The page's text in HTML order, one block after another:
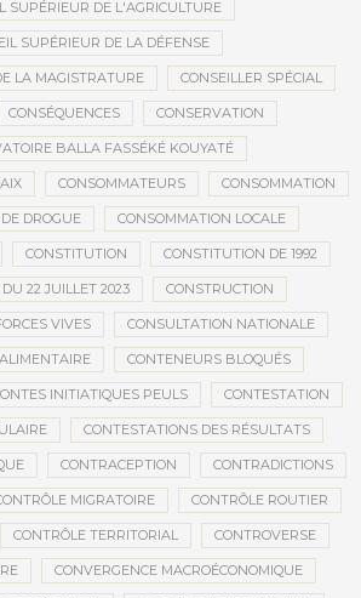
SUPÉRIEUR DE L'AGRICULTURE
SUPÉRIEUR DE LA DÉFENSE
LA MAGISTRATURE CONSEILLER SPÉCIAL
CONSÉQUENCES CONSERVATION
BALLA FASSÉKÉ KOUYATÉ
CONSOMMATEURS CONSOMMATION
DROGUE CONSOMMATION LOCALE
CONSTITUTION CONSTITUTION DE 1992
22 JUILLET 2023 CONSTRUCTION
VIVES CONSULTATION NATIONALE
CONTENEURS BLOQUÉS
INITIATIQUES PEULS CONTESTATION
CONTESTATIONS DES RÉSULTATS
CONTRACEPTION CONTRADICTIONS
MIGRATOIRE CONTRÔLE ROUTIER
CONTRÔLE TERRITORIAL CONTROVERSE
CONVERGENCE MACROÉCONOMIQUE